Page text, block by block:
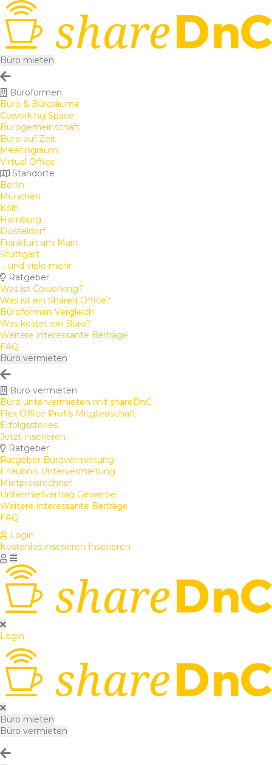
Büro mieten
Büroformen
Büro & Büroräume
Coworking Space
Bürogemeinschaft
Büro auf Zeit
Meetingraum
Virtual Office
Standorte
Berlin
München
Köln
Hamburg
Düsseldorf
Frankfurt am Main
Stuttgart
... und viele mehr
Ratgeber
Was ist Coworking?
Was ist ein Shared Office?
Büroformen Vergleich
Was kostet ein Büro?
Weitere interessante Beiträge
FAQ
Büro vermieten
Büro vermieten
Büro untervermieten mit shareDnC
Flex Office Profis Mitgliedschaft
Erfolgsstories
Jetzt inserieren
Ratgeber
Ratgeber Bürovermietung
Erlaubnis Untervermietung
Mietpreisrechner
Untermietvertrag Gewerbe
Weitere interessante Beiträge
FAQ
Login
Kostenlos inserieren Inserieren
Login
Büro mieten
Büro vermieten